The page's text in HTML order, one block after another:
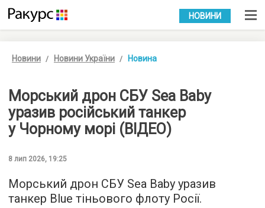
УКР РУС
НОВИНИ
Новини Новини України Новина
Морський дрон СБУ Sea Baby
уразив російський танкер
у Чорному морі (ВІДЕО)
8 лип 2026, 19:25
Морський дрон СБУ Sea Baby уразив
танкер Blue тіньового флоту Росії.